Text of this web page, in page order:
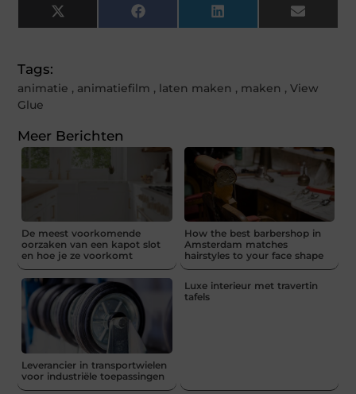
X
(Twitter)
Facebook LinkedIn Email
Tags:
animatie , animatiefilm , laten maken , maken ,View
Glue
Meer Berichten
De meest voorkomende
oorzaken van een kapot slot
en hoe je ze voorkomt
How the best barbershop in
Amsterdam matches
hairstyles to your face shape
Leverancier in transportwielen
voor industriële toepassingen
Luxe interieur met travertin
tafels